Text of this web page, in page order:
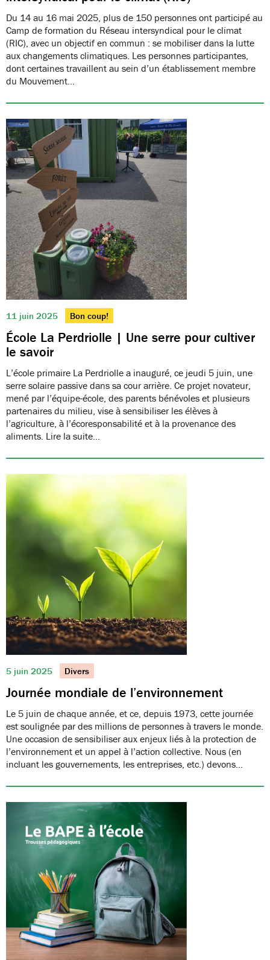
Du 14 au 16 mai 2025, plus de 150 personnes ont participé au
Camp de formation du Réseau intersyndical pour le climat
(RIC), avec un objectif en commun : se mobiliser dans la lutte
aux changements climatiques. Les personnes participantes,
dont certaines travaillent au sein d’un établissement membre
du Mouvement…
11 juin 2025 Bon coup!
École La Perdriolle | Une serre pour cultiver
le savoir
L’école primaire La Perdriolle a inauguré, ce jeudi 5 juin, une
serre solaire passive dans sa cour arrière. Ce projet novateur,
mené par l’équipe-école, des parents bénévoles et plusieurs
partenaires du milieu, vise à sensibiliser les élèves à
l’agriculture, à l’écoresponsabilité et à la provenance des
aliments. Lire la suite…
5 juin 2025 Divers
Journée mondiale de l’environnement
Le 5 juin de chaque année, et ce, depuis 1973, cette journée
est soulignée par des millions de personnes à travers le monde.
Une occasion de sensibiliser aux enjeux liés à la protection de
l’environnement et un appel à l’action collective. Nous (en
incluant les gouvernements, les entreprises, etc.) devons…